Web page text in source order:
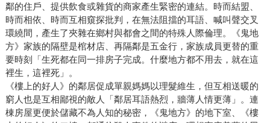
鄰的住戶、提供飲食或雜貨的商家產生緊密的連結。時而結盟、
時而相依、時而互相窺探批判，在無法阻擋的耳語、喊叫聲交叉
環繞間，產生了夾雜在鄉村與都會之間的特殊人際倫理。《鬼地
方》家族的隔壁是棺材店、再隔鄰是五金行，家族成員更替的重
要時刻「生死都在同一排房子完成。什麼地方都不用去，就在這
裡生，這裡死」。
《樓上的好人》的鄰居促成單親媽媽以理髮維生，但互相送暖的
窮人也是互相鄙視的敵人「鄰居耳語熱烈，牆薄人情更薄」。連
棟房屋更便於儲藏不為人知的秘密，《鬼地方》的地下室、《樓